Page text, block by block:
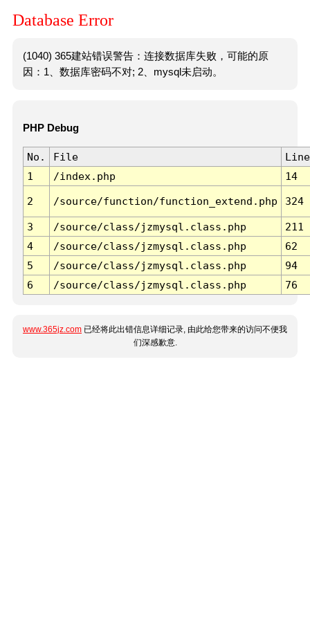
Database Error
(1040) 365建站错误警告：连接数据库失败，可能的原
因：1、数据库密码不对; 2、mysql未启动。
PHP Debug
No. File
Line
1
/index.php 14
2 /source/function/function_extend.php 324
3 /source/class/jzmysql.class.php
211
4
/source/class/jzmysql.class.php
62
5
/source/class/jzmysql.class.php
94
6
/source/class/jzmysql.class.php 76
www.365jz.com 已经将此出错信息详细记录, 由此给您带来的访问不便我
们深感歉意.